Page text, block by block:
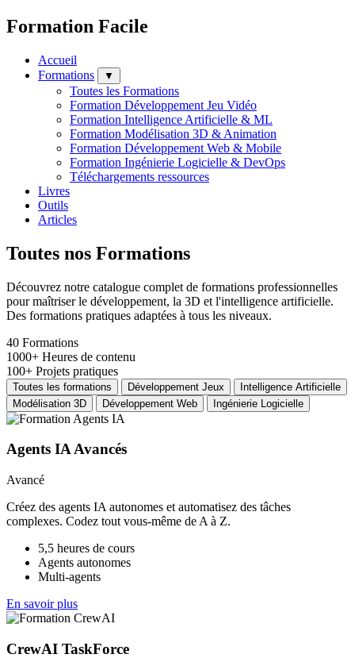
Formation Facile
Accueil
Formations
▼
Toutes les Formations
Formation Développement Jeu Vidéo
Formation Intelligence Artificielle & ML
Formation Modélisation 3D & Animation
Formation Développement Web & Mobile
Formation Ingénierie Logicielle & DevOps
Téléchargements ressources
Livres
Outils
Articles
Toutes nos Formations
Découvrez notre catalogue complet de formations professionnelles
pour maîtriser le développement, la 3D et l'intelligence artificielle.
Des formations pratiques adaptées à tous les niveaux.
40 Formations
1000+ Heures de contenu
100+ Projets pratiques
Toutes les formations Développement Jeux
Intelligence Artificielle
Modélisation 3D
Développement Web Ingénierie Logicielle
Agents IA Avancés
Avancé
Créez des agents IA autonomes et automatisez des tâches
complexes. Codez tout vous-même de A à Z.
5,5 heures de cours
Agents autonomes
Multi-agents
En savoir plus
CrewAI TaskForce